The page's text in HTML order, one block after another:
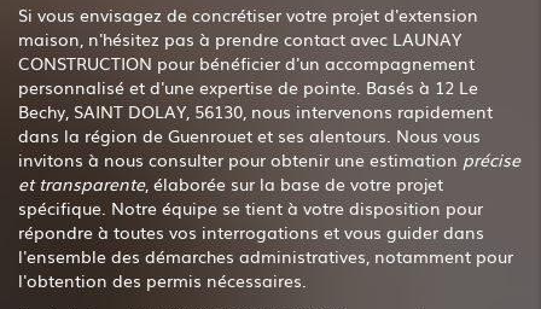
Si vous envisagez de concrétiser votre projet d'extension
maison, n'hésitez pas à prendre contact avec LAUNAY
CONSTRUCTION pour bénéficier d'un accompagnement
personnalisé et d'une expertise de pointe. Basés à 12 Le
Bechy, SAINT DOLAY, 56130, nous intervenons rapidement
dans la région de Guenrouet et ses alentours. Nous vous
invitons à nous consulter pour obtenir une estimation précise
et transparente, élaborée sur la base de votre projet
spécifique. Notre équipe se tient à votre disposition pour
répondre à toutes vos interrogations et vous guider dans
l'ensemble des démarches administratives, notamment pour
l'obtention des permis nécessaires.